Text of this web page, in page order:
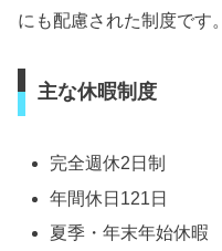
にも配慮された制度です。
主な休暇制度
完全週休2日制
年間休日121日
夏季・年末年始休暇